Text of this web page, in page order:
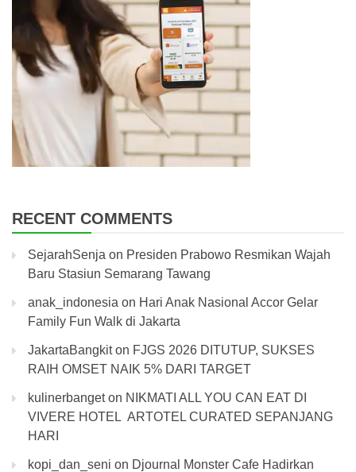
RECENT COMMENTS
SejarahSenja on Presiden Prabowo Resmikan Wajah
Baru Stasiun Semarang Tawang
anak_indonesia on Hari Anak Nasional Accor Gelar
Family Fun Walk di Jakarta
JakartaBangkiton FJGS 2026 DITUTUP, SUKSES
RAIH OMSET NAIK 5% DARI TARGET
kulinerbangeton NIKMATI ALL YOU CAN EAT DI
VIVERE HOTEL ARTOTEL CURATED SEPANJANG
HARI
kopi_dan_seni on Djournal Monster Cafe Hadirkan